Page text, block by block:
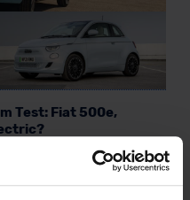
Test: Fiat 500e,
KI-generiert